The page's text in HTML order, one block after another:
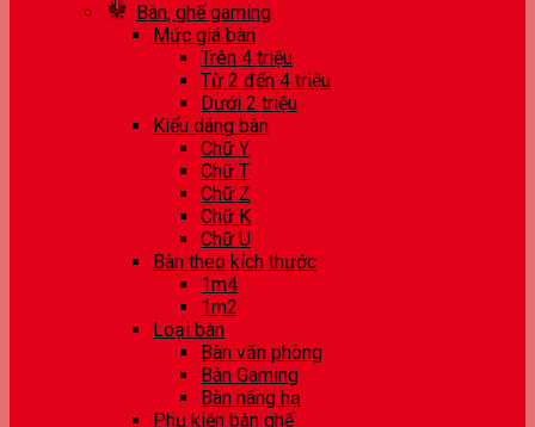
Bàn, ghế gaming
Mức giá bàn
Trên 4 triệu
Từ 2 đến 4 triệu
Dưới 2 triệu
Kiểu dáng bàn
Chữ Y
Chữ T
Chữ Z
Chữ K
Chữ U
Bàn theo kích thước
1m4
1m2
Loại bàn
Bàn văn phòng
Bàn Gaming
Bàn nâng hạ
Phụ kiện bàn ghế